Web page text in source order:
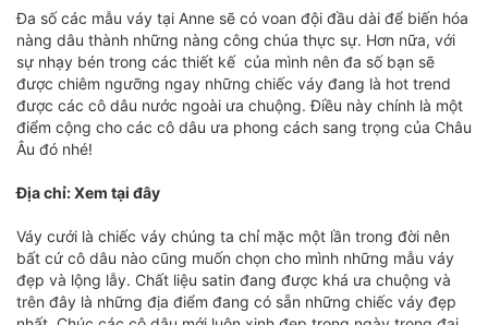
Đa số các mẫu váy tại Anne sẽ có voan đội đầu dài để biến hóa
nàng dâu thành những nàng công chúa thực sự. Hơn nữa, với
sự nhạy bén trong các thiết kế của mình nên đa số bạn sẽ
được chiêm ngưỡng ngay những chiếc váy đang là hot trend
được các cô dâu nước ngoài ưa chuộng. Điều này chính là một
điểm cộng cho các cô dâu ưa phong cách sang trọng của Châu
Âu đó nhé!
Địa chỉ: Xem tại đây
Váy cưới là chiếc váy chúng ta chỉ mặc một lần trong đời nên
bất cứ cô dâu nào cũng muốn chọn cho mình những mẫu váy
đẹp và lộng lẫy. Chất liệu satin đang được khá ưa chuộng và
trên đây là những địa điểm đang có sẵn những chiếc váy đẹp